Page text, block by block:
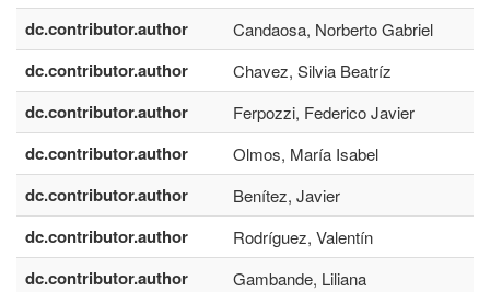
dc.contributor.author Candaosa, Norberto Gabriel
dc.contributor.author Chavez, Silvia Beatríz
dc.contributor.author Ferpozzi, Federico Javier
dc.contributor.author Olmos, María Isabel
dc.contributor.author Benítez, Javier
dc.contributor.author Rodríguez, Valentín
dc.contributor.author Gambande, Liliana